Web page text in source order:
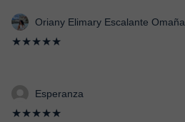
Oriany Elimary Escalante Omaña
★★★★★
Esperanza
★★★★★